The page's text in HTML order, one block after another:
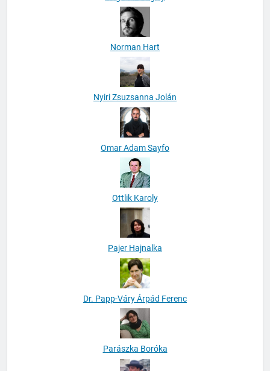
Norman Hart
Nyiri Zsuzsanna Jolán
Omar Adam Sayfo
Ottlik Karoly
Pajer Hajnalka
Dr. Papp-Váry Árpád Ferenc
Parászka Boróka